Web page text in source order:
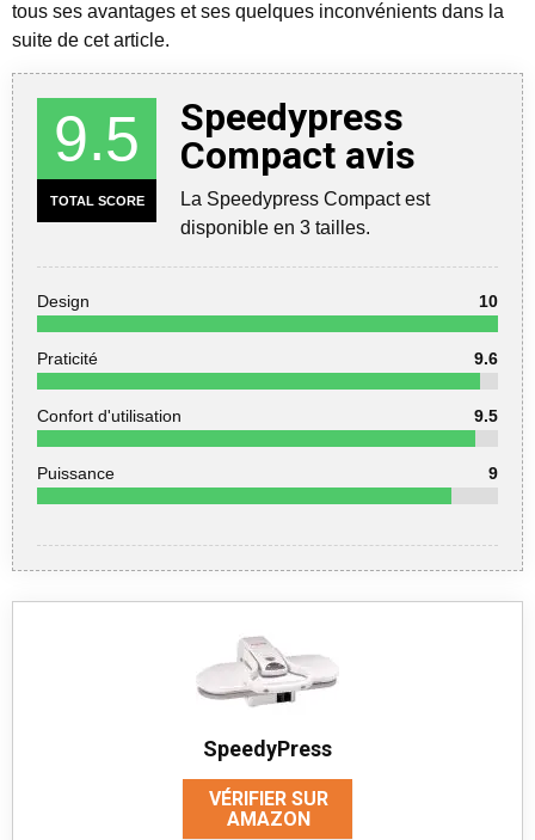
tous ses avantages et ses quelques inconvénients dans la
suite de cet article.
9.5
TOTAL SCORE
Speedypress
Compact avis
La Speedypress Compact est
disponible en 3 tailles.
Design 10
Praticité 9.6
Confort d'utilisation 9.5
Puissance 9
SpeedyPress
VÉRIFIER SUR
AMAZON